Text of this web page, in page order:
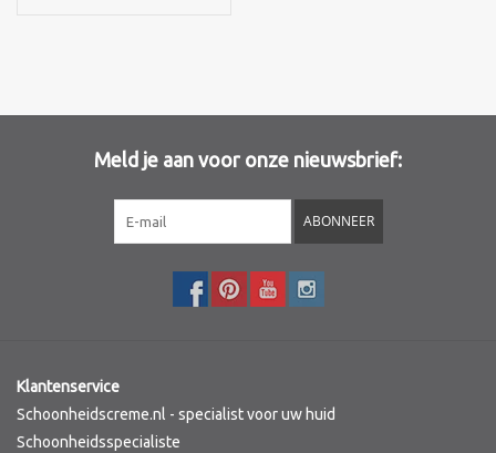
Meld je aan voor onze nieuwsbrief:
ABONNEER
Klantenservice
Schoonheidscreme.nl - specialist voor uw huid
Schoonheidsspecialiste